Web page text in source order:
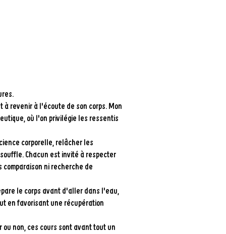
revenir à l'écoute de son corps. Mon
où l'on privilégie les ressentis
corporelle, relâcher les
Chacun est invité à respecter
comparaison ni recherche de
le corps avant d'aller dans l'eau,
en favorisant une récupération
non, ces cours sont avant tout un